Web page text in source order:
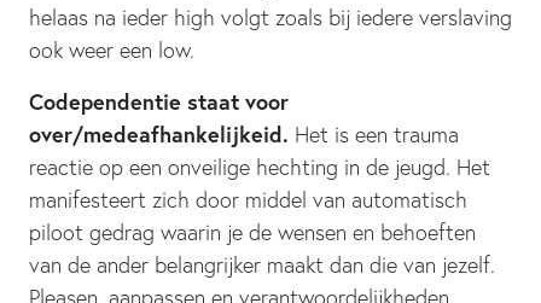
helaas na ieder high volgt zoals bij iedere verslaving
ook weer een low.
Codependentie staat voor
over/medeafhankelijkeid. Het is een trauma
reactie op een onveilige hechting in de jeugd. Het
manifesteert zich door middel van automatisch
piloot gedrag waarin je de wensen en behoeften
van de ander belangrijker maakt dan die van jezelf.
Pleasen, aanpassen en verantwoordelijkheden